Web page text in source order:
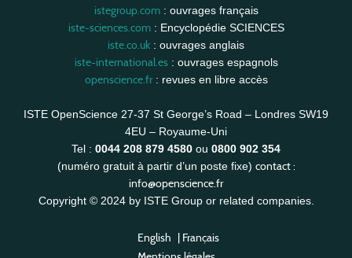
istegroup.com: ouvrages français
iste-sciences.com: Encyclopédie SCIENCES
iste.co.uk : ouvrages anglais
iste-international.es: ouvrages espagnols
openscience.fr: revues en libre accès
ISTE OpenScience 27-37 St George’s Road – Londres SW19
4EU – Royaume-Uni
Tel : 0044 208 879 4580 ou 0800 902 354
(numéro gratuit à partir d’un poste fixe) contact :
info@openscience.fr
Copyright © 2024 by ISTE Group or related companies.
English | Français